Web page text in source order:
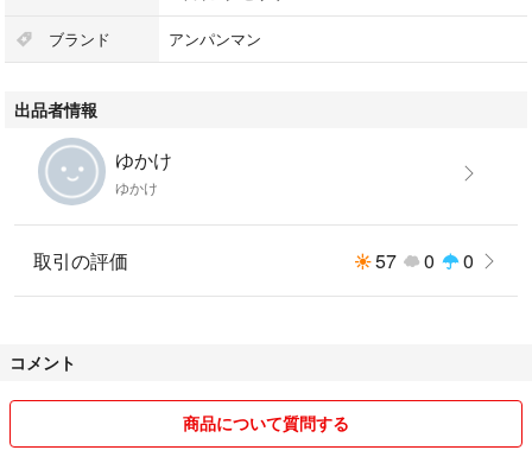
ブランド アンパンマン
出品者情報
ゆかけ
ゆかけ
取引の評価 57 0 0
コメント
商品について質問する